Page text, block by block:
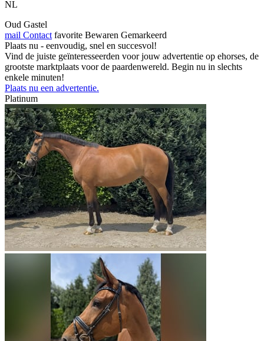
NL
Oud Gastel
mail Contact favorite Bewaren Gemarkeerd
Plaats nu - eenvoudig, snel en succesvol!
Vind de juiste geïnteresseerden voor jouw advertentie op ehorses, de
grootste marktplaats voor de paardenwereld. Begin nu in slechts
enkele minuten!
Plaats nu een advertentie.
Platinum